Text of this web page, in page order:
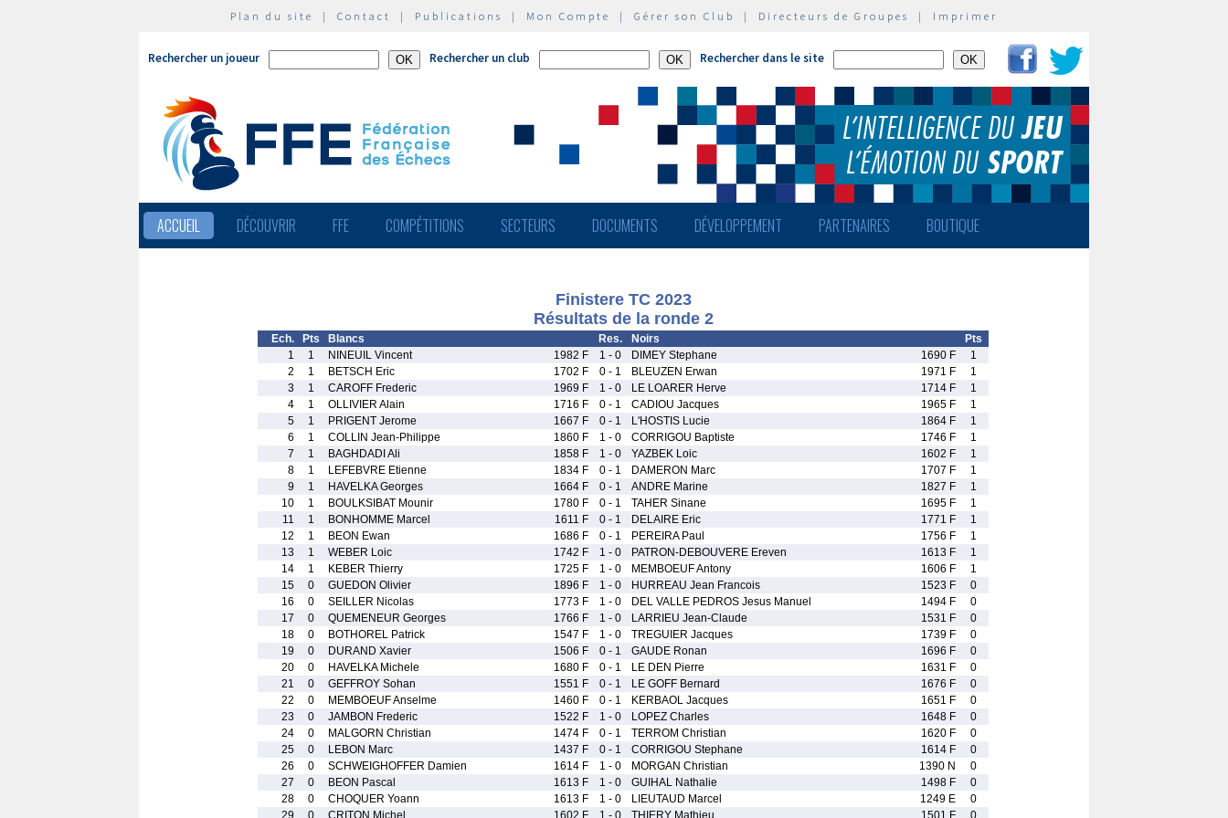
Plan du site | Contact | Publications | Mon Compte | Gérer son Club | Directeurs de Groupes | Imprimer
Rechercher un joueur Rechercher un club Rechercher dans le site
ACCUEIL DÉCOUVRIR FFE COMPÉTITIONS SECTEURS DOCUMENTS DÉVELOPPEMENT PARTENAIRES BOUTIQUE
Finistere TC 2023
Résultats de la ronde 2
Ech. Pts Blancs Res. Noirs
Pts
1
1 NINEUIL Vincent 1982 F 1 - 0 DIMEY Stephane 1690 F
1
2
1 BETSCH Eric 1702 F 0 - 1 BLEUZEN Erwan 1971 F
1
3
1 CAROFF Frederic 1969 F 1 - 0 LE LOARER Herve 1714 F
1
4
1 OLLIVIER Alain 1716 F 0 - 1 CADIOU Jacques 1965 F
1
5
1 PRIGENT Jerome 1667 F 0 - 1 L'HOSTIS Lucie 1864 F
1
6
1 COLLIN Jean-Philippe 1860 F 1 - 0 CORRIGOU Baptiste 1746 F
1
7
1 BAGHDADI Ali 1858 F 1 - 0 YAZBEK Loic 1602 F
1
8
1 LEFEBVRE Etienne 1834 F 0 - 1 DAMERON Marc 1707 F
1
9
1 HAVELKA Georges 1664 F 0 - 1 ANDRE Marine 1827 F
1
10
1 BOULKSIBAT Mounir 1780 F 0 - 1 TAHER Sinane 1695 F
1
11
1 BONHOMME Marcel 1611 F 0 - 1 DELAIRE Eric 1771 F
1
12
1 BEON Ewan 1686 F 0 - 1 PEREIRA Paul 1756 F
1
13
1 WEBER Loic 1742 F 1 - 0 PATRON-DEBOUVERE Ereven 1613 F
1
14
1 KEBER Thierry 1725 F 1 - 0 MEMBOEUF Antony 1606 F
1
15
0 GUEDON Olivier 1896 F 1 - 0 HURREAU Jean Francois 1523 F
0
16
0 SEILLER Nicolas 1773 F 1 - 0 DEL VALLE PEDROS Jesus Manuel 1494 F
0
17
0 QUEMENEUR Georges 1766 F 1 - 0 LARRIEU Jean-Claude 1531 F
0
18
0 BOTHOREL Patrick 1547 F 1 - 0 TREGUIER Jacques 1739 F
0
19
0 DURAND Xavier 1506 F 0 - 1 GAUDE Ronan 1696 F
0
20
0 HAVELKA Michele 1680 F 0 - 1 LE DEN Pierre 1631 F
0
21
0 GEFFROY Sohan 1551 F 0 - 1 LE GOFF Bernard 1676 F
0
22
0 MEMBOEUF Anselme 1460 F 0 - 1 KERBAOL Jacques 1651 F
0
23
0 JAMBON Frederic 1522 F 1 - 0 LOPEZ Charles 1648 F
0
24
0 MALGORN Christian 1474 F 0 - 1 TERROM Christian 1620 F
0
25
0 LEBON Marc 1437 F 0 - 1 CORRIGOU Stephane 1614 F
0
26
0 SCHWEIGHOFFER Damien 1614 F 1 - 0 MORGAN Christian 1390 N
0
27
0 BEON Pascal 1613 F 1 - 0 GUIHAL Nathalie 1498 F
0
28
0 CHOQUER Yoann 1613 F 1 - 0 LIEUTAUD Marcel 1249 E
0
29
0 CRITON Michel 1602 F 1 - 0 THIERY Mathieu 1501 F 0